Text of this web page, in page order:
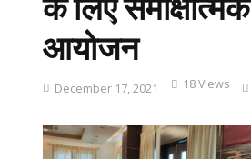
आयोजन
December 17, 2021 18 Views